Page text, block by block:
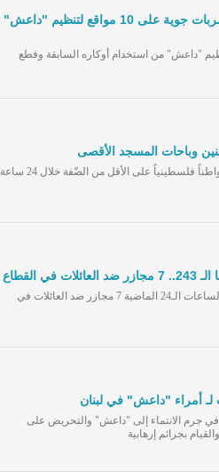
الطيران الحربي العراقي يوجه ضربات جوية على 10 مواقع لتنظيم "داعش"
"داعش" من استخدام أوكاره السابقة وقطع
وباحات المسجد الأقصى
قوات الاحتلال الإسرائيليّ اعتقلت 15 مواطناً فلسطينياً على الأقل من الضّفة خلال 24 ساعة
قوات الاحتلال الصهيوني ارتكبت خلال الساعات الـ24 الماضية 7 مجازر ضد العائلات في
4 قرارات اتهامية في جرم الانتماء إلى "داعش" والتحريض على
بجرائم إرهابية